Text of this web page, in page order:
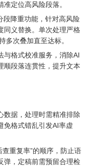
定位高风险段落。
段降重功能，针对高风险
同义替换。单次处理严格
多次叠加直至达标。
与格式校准服务，消除AI
顺段落连贯性，提升文本
数据，处理时需精准排除
免格式错乱引发AI率虚
重复率”的顺序，防止语
弹，定稿前需预留合理检